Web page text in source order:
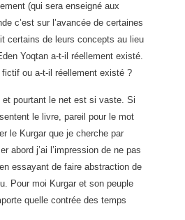
(qui sera enseigné aux
c’est sur l’avancée de certaines
certains de leurs concepts au lieu
Yoqtan a-t-il réellement existé.
ou a-t-il réellement existé ?
et pourtant le net est si vaste. Si
le livre, pareil pour le mot
le Kurgar que je cherche par
abord j’ai l’impression de ne pas
essayant de faire abstraction de
Pour moi Kurgar et son peuple
quelle contrée des temps